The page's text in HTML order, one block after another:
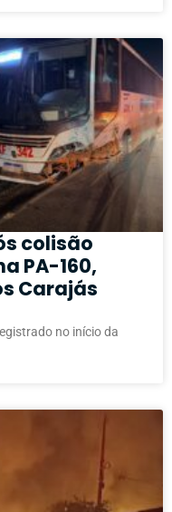
colisão
PA-160,
Carajás
no início da